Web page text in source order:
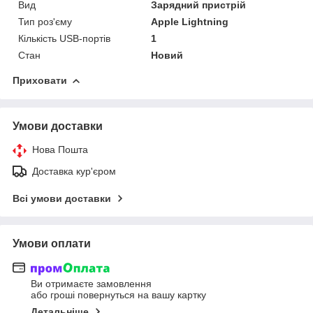
Вид
Зарядний пристрій
Тип роз'єму
Apple Lightning
Кількість USB-портів
1
Стан
Новий
Приховати
Умови доставки
Нова Пошта
Доставка кур'єром
Всі умови доставки
Умови оплати
Ви отримаєте замовлення
або гроші повернуться на вашу картку